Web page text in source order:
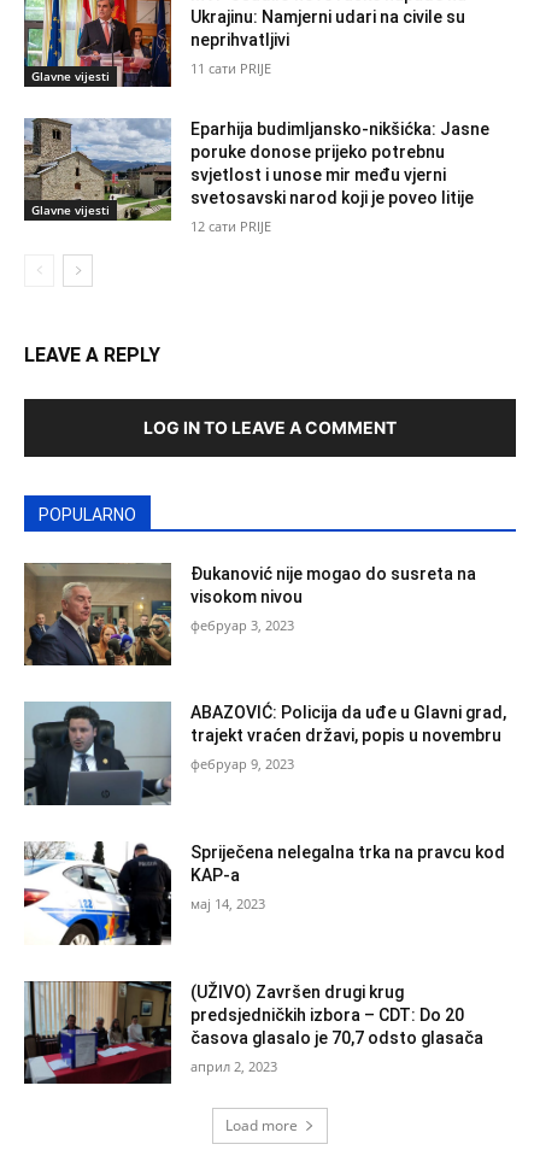
Glavne vijesti
Ukrajinu: Namjerni udari na civile su
neprihvatljivi
11 сати PRIJE
Glavne vijesti
Eparhija budimljansko-nikšićka: Jasne
poruke donose prijeko potrebnu
svjetlost i unose mir među vjerni
svetosavski narod koji je poveo litije
12 сати PRIJE
LEAVE A REPLY
LOG IN TO LEAVE A COMMENT
POPULARNO
Đukanović nije mogao do susreta na
visokom nivou
фебруар 3, 2023
ABAZOVIĆ: Policija da uđe u Glavni grad,
trajekt vraćen državi, popis u novembru
фебруар 9, 2023
Spriječena nelegalna trka na pravcu kod
KAP-a
мај 14, 2023
(UŽIVO) Završen drugi krug
predsjedničkih izbora – CDT: Do 20
časova glasalo je 70,7 odsto glasača
април 2, 2023
Load more